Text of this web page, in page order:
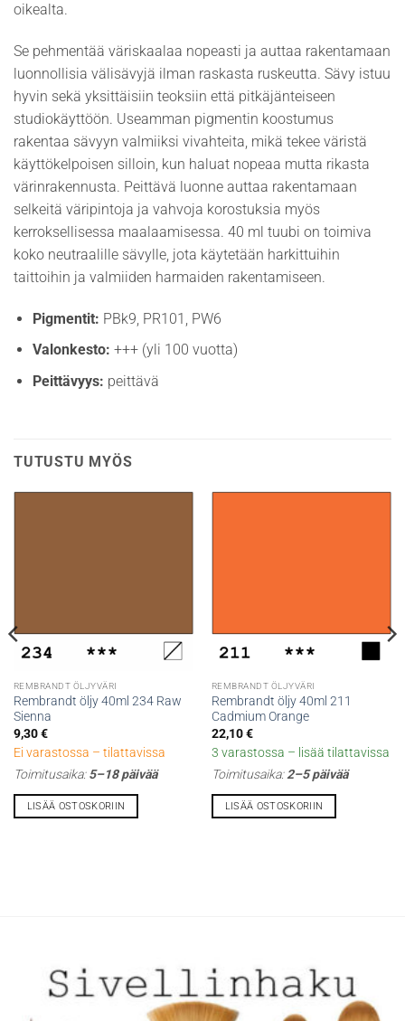
oikealta.
Se pehmentää väriskaalaa nopeasti ja auttaa rakentamaan
luonnollisia välisävyjä ilman raskasta ruskeutta. Sävy istuu
hyvin sekä yksittäisiin teoksiin että pitkäjänteiseen
studiokäyttöön. Useamman pigmentin koostumus
rakentaa sävyyn valmiiksi vivahteita, mikä tekee väristä
käyttökelpoisen silloin, kun haluat nopeaa mutta rikasta
värinrakennusta. Peittävä luonne auttaa rakentamaan
selkeitä väripintoja ja vahvoja korostuksia myös
kerroksellisessa maalaamisessa. 40 ml tuubi on toimiva
koko neutraalille sävylle, jota käytetään harkittuihin
taittoihin ja valmiiden harmaiden rakentamiseen.
Pigmentit: PBk9, PR101, PW6
Valonkesto: +++ (yli 100 vuotta)
Peittävyys: peittävä
TUTUSTU MYÖS
REMBRANDT ÖLJYVÄRI
Rembrandt öljy 40ml 234 Raw
Sienna
9,30€
Ei varastossa – tilattavissa
Toimitusaika:5–18 päivää
LISÄÄ OSTOSKORIIN
REMBRANDT ÖLJYVÄRI
Rembrandt öljy 40ml 211
Cadmium Orange
22,10€
3 varastossa – lisää tilattavissa
Toimitusaika:2–5 päivää
LISÄÄ OSTOSKORIIN